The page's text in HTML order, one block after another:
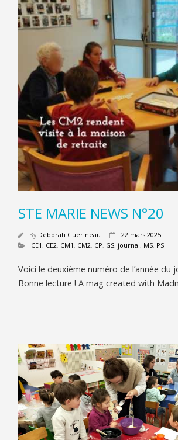
STE MARIE NEWS N°20
By Déborah Guérineau
22 mars 2025
CE1, CE2, CM1, CM2, CP, GS, journal, MS, PS
Voici le deuxième numéro de l’année du
Bonne lecture ! A mag created with